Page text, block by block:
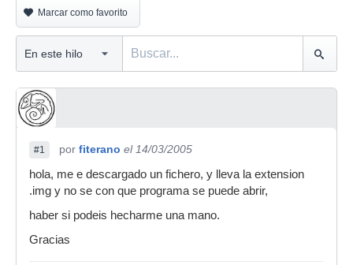
Marcar como favorito
#1 por fiterano el 14/03/2005
hola, me e descargado un fichero, y lleva la extension
.img y no se con que programa se puede abrir,
haber si podeis hecharme una mano.
Gracias